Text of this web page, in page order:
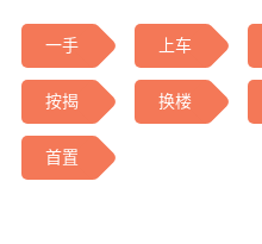
一手 上车
按揭 换楼
首置